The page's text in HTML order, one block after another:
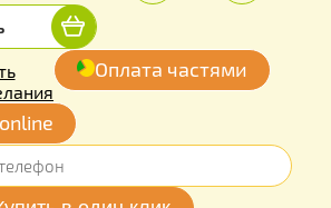
Оплата частями